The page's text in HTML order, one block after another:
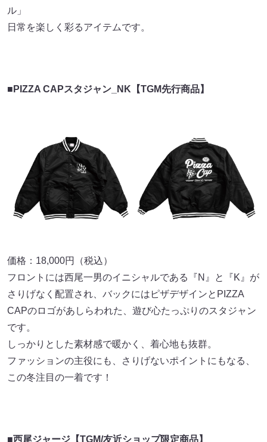
ル」
日常を楽しく彩るアイテムです。
■PIZZA CAPスタジャン_NK【TGM先行商品】
価格：18,000円（税込）
フロントには西尾一男のイニシャルである『N』と『K』が
さりげなく配置され、バックにはピザデザインとPIZZA
CAPのロゴがあしらわれた、遊び心たっぷりのスタジャン
です。
しっかりとした素材感で暖かく、着心地も抜群。
ファッションの主役にも、さりげないポイントにもなる、
この冬注目の一着です！
■西尾ジャージ【TGM/友近ショップ限定商品】